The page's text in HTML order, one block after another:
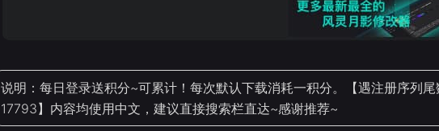
说明：每日登录送积分~可累计！每次默认下载消耗一积分。【遇注册序列
17793】内容均使用中文，建议直接搜索栏直达~感谢推荐~